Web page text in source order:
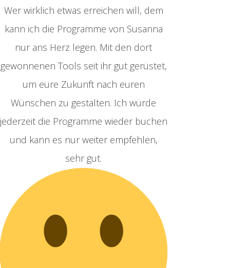
Wer wirklich etwas erreichen will, dem
kann ich die Programme von Susanna
nur ans Herz legen. Mit den dort
gewonnenen Tools seit ihr gut gerüstet,
um eure Zukunft nach euren
Wünschen zu gestalten. Ich würde
jederzeit die Programme wieder buchen
und kann es nur weiter empfehlen,
sehr gut.